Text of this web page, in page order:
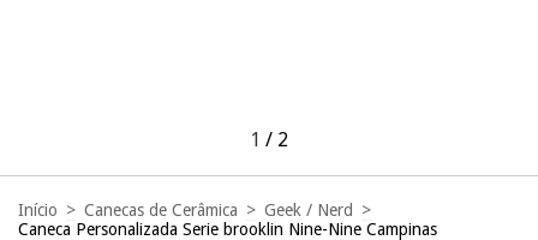
1 / 2
Início > Canecas de Cerâmica > Geek / Nerd
>
Caneca Personalizada Serie brooklin Nine-Nine Campinas